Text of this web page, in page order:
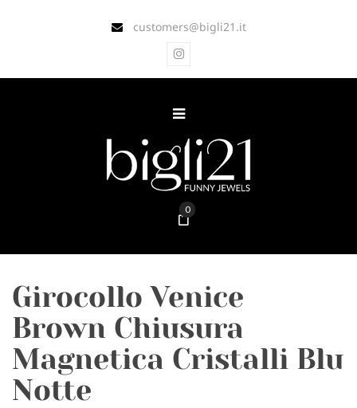
customers@bigli21.it
0
Girocollo Venice
Brown Chiusura
Magnetica Cristalli Blu
Notte